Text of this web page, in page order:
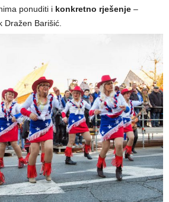
ponuditi i konkretno rješenje –
Dražen Barišić.